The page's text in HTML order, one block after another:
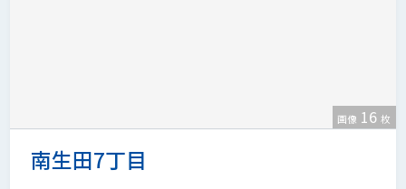
南生田7丁目
画像 16 枚